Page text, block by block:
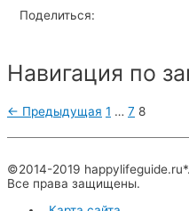
Поделиться:
Навигация по
← Предыдущая 1 … 7 8
©2014-2019 happylifeguide.ru*.
Все права защищены.